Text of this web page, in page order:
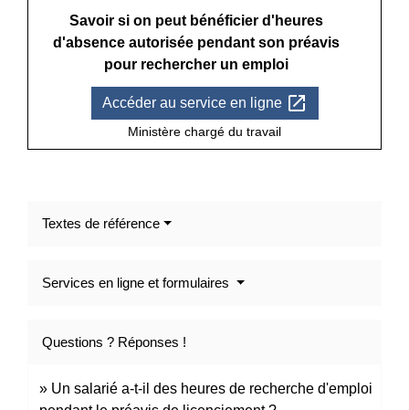
Savoir si on peut bénéficier d'heures
d'absence autorisée pendant son préavis
pour rechercher un emploi
Accéder au service en ligne open_in_new
Ministère chargé du travail
Textes de référence
Services en ligne et formulaires
Questions ? Réponses !
Un salarié a-t-il des heures de recherche d'emploi